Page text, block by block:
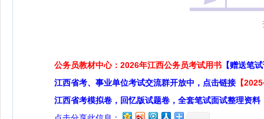
公务员教材中心：2026年江西公务员考试用书 【赠送笔
江西省考、事业单位考试交流群开放中，点击链接 【
江西省考模拟卷，回忆版试题卷，全套笔试面试整理资料